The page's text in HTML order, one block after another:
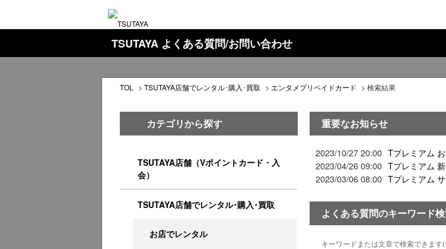
TSUTAYA よくある質問/お問い合わせ
TOL > TSUTAYA店舗でレンタル･購入･買取 > エンタメプリペイドカード > 検索結果
カテゴリから探す
TSUTAYA店舗（Vポイントカード・入
会）
TSUTAYA店舗でレンタル･購入･買取
お店でレンタル
重要なお知らせ
2023/10/27 20:00 Tプレミアム
2023/04/26 09:00 Tプレミアム
2023/03/06 08:00 Tプレミアム
よくある質問のキーワード
キーワードまたは文章で検索できます